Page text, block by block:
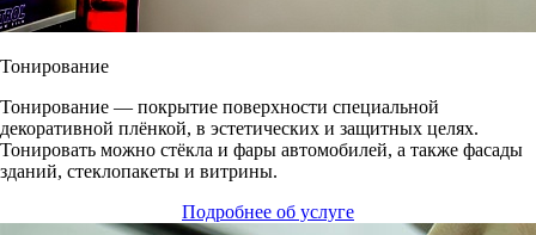
Тонирование
Тонирование ― покрытие поверхности специальной
декоративной плёнкой, в эстетических и защитных целях.
Тонировать можно стёкла и фары автомобилей, а также фасады
зданий, стеклопакеты и витрины.
Подробнее об услуге